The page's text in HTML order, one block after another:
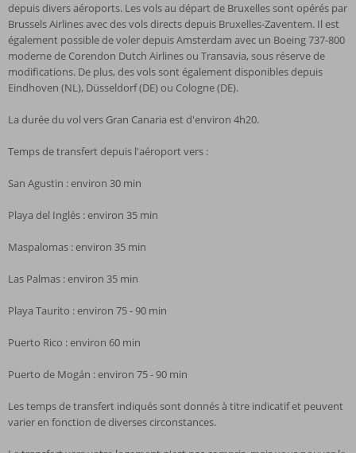
depuis divers aéroports. Les vols au départ de Bruxelles sont opérés par
Brussels Airlines avec des vols directs depuis Bruxelles-Zaventem. Il est
également possible de voler depuis Amsterdam avec un Boeing 737-800
moderne de Corendon Dutch Airlines ou Transavia, sous réserve de
modifications. De plus, des vols sont également disponibles depuis
Eindhoven (NL), Düsseldorf (DE) ou Cologne (DE).
La durée du vol vers Gran Canaria est d'environ 4h20.
Temps de transfert depuis l'aéroport vers :
San Agustin : environ 30 min
Playa del Inglés : environ 35 min
Maspalomas : environ 35 min
Las Palmas : environ 35 min
Playa Taurito : environ 75 - 90 min
Puerto Rico : environ 60 min
Puerto de Mogán : environ 75 - 90 min
Les temps de transfert indiqués sont donnés à titre indicatif et peuvent
varier en fonction de diverses circonstances.